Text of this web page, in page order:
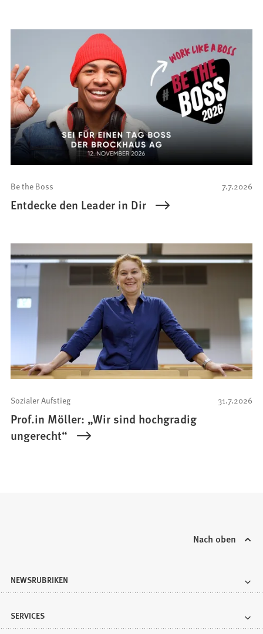
7.7.2026
Be the Boss
Entdecke den Leader in Dir
31.7.2026
Sozialer Aufstieg
Prof.in Möller: „Wir sind hochgradig
ungerecht“
Nach oben
NEWSRUBRIKEN
SERVICES